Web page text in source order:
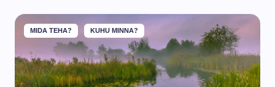
MIDA TEHA? KUHU MINNA?